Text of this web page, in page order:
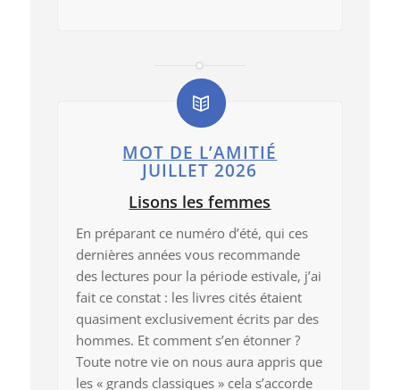
MOT DE L’AMITIÉ
JUILLET 2026
Lisons les femmes
En préparant ce numéro d’été, qui ces
dernières années vous recommande
des lectures pour la période estivale, j’ai
fait ce constat : les livres cités étaient
quasiment exclusivement écrits par des
hommes. Et comment s’en étonner ?
Toute notre vie on nous aura appris que
les « grands classiques » cela s’accorde